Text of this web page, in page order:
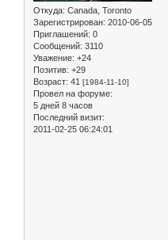
Откуда: Canada, Toronto
Зарегистрирован: 2010-06-05
Приглашений: 0
Сообщений: 3110
Уважение: +24
Позитив: +29
Возраст: 41 [1984-11-10]
Провел на форуме:
5 дней 8 часов
Последний визит:
2011-02-25 06:24:01